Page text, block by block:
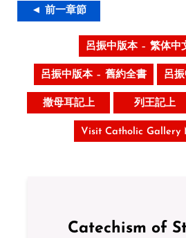
◄ 前一章節
呂振中版本 – 繁体中
呂振中版本 – 舊約全書 呂
撒母耳記上 列王記上
Visit Catholic Gallery
Catechism of